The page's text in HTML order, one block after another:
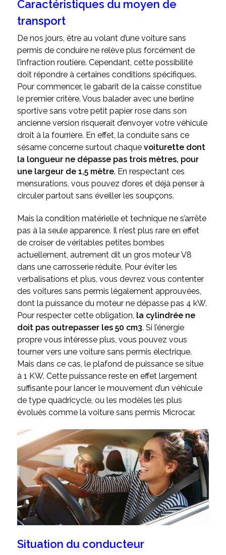
Caractéristiques du moyen de
transport
De nos jours, être au volant d’une voiture sans
permis de conduire ne relève plus forcément de
l’infraction routière. Cependant, cette possibilité
doit répondre à certaines conditions spécifiques.
Pour commencer, le gabarit de la caisse constitue
le premier critère. Vous balader avec une berline
sportive sans votre petit papier rose dans son
ancienne version risquerait d’envoyer votre véhicule
droit à la fourrière. En effet, la conduite sans ce
sésame concerne surtout chaque voiturette dont
la longueur ne dépasse pas trois mètres, pour
une largeur de 1,5 mètre. En respectant ces
mensurations, vous pouvez d’ores et déjà penser à
circuler partout sans éveiller les soupçons.
Mais la condition matérielle et technique ne s’arrête
pas à la seule apparence. Il n’est plus rare en effet
de croiser de véritables petites bombes
actuellement, autrement dit un gros moteur V8
dans une carrosserie réduite. Pour éviter les
verbalisations et plus, vous devrez vous contenter
des voitures sans permis légalement approuvées,
dont la puissance du moteur ne dépasse pas 4 kW.
Pour respecter cette obligation, la cylindrée ne
doit pas outrepasser les 50 cm3. Si l’énergie
propre vous intéresse plus, vous pouvez vous
tourner vers une voiture sans permis électrique.
Mais dans ce cas, le plafond de puissance se situe
à 1 KW. Cette puissance reste en effet largement
suffisante pour lancer le mouvement d’un véhicule
de type quadricycle, ou les modèles les plus
évolués comme la voiture sans permis Microcar.
Situation du conducteur